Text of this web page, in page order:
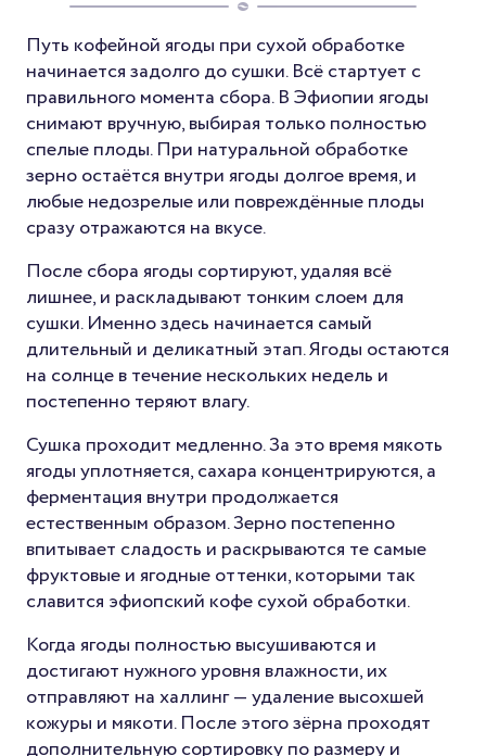
Путь кофейной ягоды при сухой обработке
начинается задолго до сушки. Всё стартует с
правильного момента сбора. В Эфиопии ягоды
снимают вручную, выбирая только полностью
спелые плоды. При натуральной обработке
зерно остаётся внутри ягоды долгое время, и
любые недозрелые или повреждённые плоды
сразу отражаются на вкусе.
После сбора ягоды сортируют, удаляя всё
лишнее, и раскладывают тонким слоем для
сушки. Именно здесь начинается самый
длительный и деликатный этап. Ягоды остаются
на солнце в течение нескольких недель и
постепенно теряют влагу.
Сушка проходит медленно. За это время мякоть
ягоды уплотняется, сахара концентрируются, а
ферментация внутри продолжается
естественным образом. Зерно постепенно
впитывает сладость и раскрываются те самые
фруктовые и ягодные оттенки, которыми так
славится эфиопский кофе сухой обработки.
Когда ягоды полностью высушиваются и
достигают нужного уровня влажности, их
отправляют на халлинг — удаление высохшей
кожуры и мякоти. После этого зёрна проходят
дополнительную сортировку по размеру и